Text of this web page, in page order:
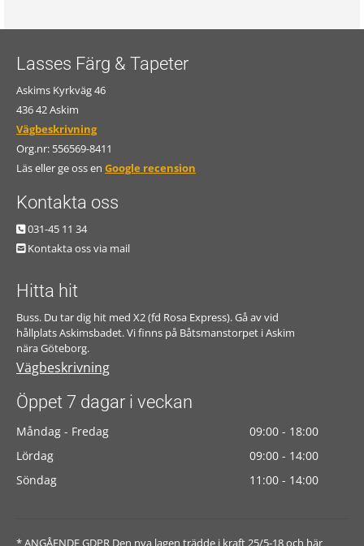
Lasses Färg & Tapeter
Askims Kyrkväg 46
436 42 Askim
Vägbeskrivning
Org.nr: 556569-8411
Läs eller ge oss en Google recension
Kontakta oss
031-45 11 34
Kontakta oss via mail
Hitta hit
Buss. Du tar dig hit med X2 (fd Rosa Express). Gå av vid
hållplats Askimsbadet. Vi finns på Båtsmanstorpet i Askim
nära Göteborg.
Vägbeskrivning
Öppet 7 dagar i veckan
Måndag - Fredag
09:00 - 18:00
Lördag
09:00 - 14:00
Söndag
11:00 - 14:00
* ANGÅENDE GDPR Den nya lagen trädde i kraft 25/5-18 och här